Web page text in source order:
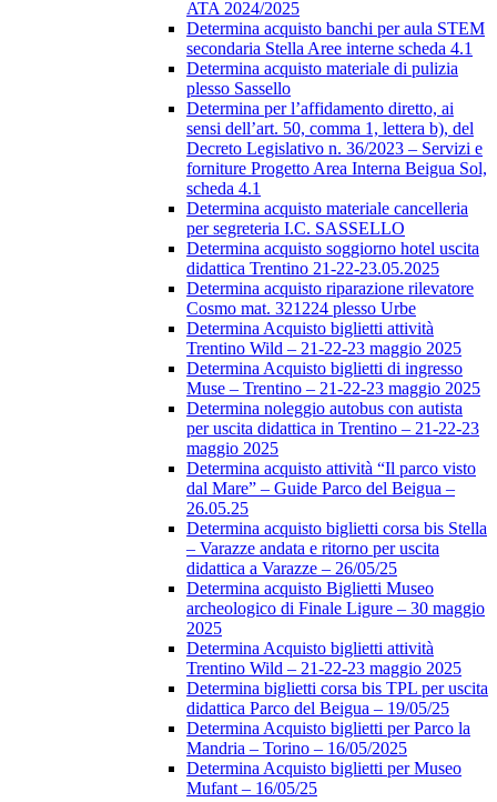
ATA 2024/2025
Determina acquisto banchi per aula STEM
secondaria Stella Aree interne scheda 4.1
Determina acquisto materiale di pulizia
plesso Sassello
Determina per l’affidamento diretto, ai
sensi dell’art. 50, comma 1, lettera b), del
Decreto Legislativo n. 36/2023 – Servizi e
forniture Progetto Area Interna Beigua Sol,
scheda 4.1
Determina acquisto materiale cancelleria
per segreteria I.C. SASSELLO
Determina acquisto soggiorno hotel uscita
didattica Trentino 21-22-23.05.2025
Determina acquisto riparazione rilevatore
Cosmo mat. 321224 plesso Urbe
Determina Acquisto biglietti attività
Trentino Wild – 21-22-23 maggio 2025
Determina Acquisto biglietti di ingresso
Muse – Trentino – 21-22-23 maggio 2025
Determina noleggio autobus con autista
per uscita didattica in Trentino – 21-22-23
maggio 2025
Determina acquisto attività “Il parco visto
dal Mare” – Guide Parco del Beigua –
26.05.25
Determina acquisto biglietti corsa bis Stella
– Varazze andata e ritorno per uscita
didattica a Varazze – 26/05/25
Determina acquisto Biglietti Museo
archeologico di Finale Ligure – 30 maggio
2025
Determina Acquisto biglietti attività
Trentino Wild – 21-22-23 maggio 2025
Determina biglietti corsa bis TPL per uscita
didattica Parco del Beigua – 19/05/25
Determina Acquisto biglietti per Parco la
Mandria – Torino – 16/05/2025
Determina Acquisto biglietti per Museo
Mufant – 16/05/25